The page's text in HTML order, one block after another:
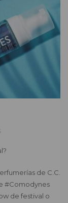
de C.C.
#Comodynes
de festival o